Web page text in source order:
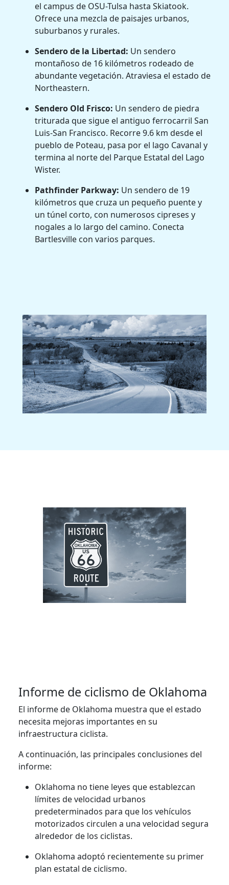
el campus de OSU-Tulsa hasta Skiatook.
Ofrece una mezcla de paisajes urbanos,
suburbanos y rurales.
Sendero de la Libertad: Un sendero
montañoso de 16 kilómetros rodeado de
abundante vegetación. Atraviesa el estado de
Northeastern.
Sendero Old Frisco: Un sendero de piedra
triturada que sigue el antiguo ferrocarril San
Luis-San Francisco. Recorre 9.6 km desde el
pueblo de Poteau, pasa por el lago Cavanal y
termina al norte del Parque Estatal del Lago
Wister.
Pathfinder Parkway: Un sendero de 19
kilómetros que cruza un pequeño puente y
un túnel corto, con numerosos cipreses y
nogales a lo largo del camino. Conecta
Bartlesville con varios parques.
Informe de ciclismo de Oklahoma
El informe de Oklahoma muestra que el estado
necesita mejoras importantes en su
infraestructura ciclista.
A continuación, las principales conclusiones del
informe:
Oklahoma no tiene leyes que establezcan
límites de velocidad urbanos
predeterminados para que los vehículos
motorizados circulen a una velocidad segura
alrededor de los ciclistas.
Oklahoma adoptó recientemente su primer
plan estatal de ciclismo.